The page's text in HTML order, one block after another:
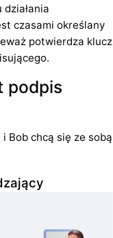
czasami określany
potwierdza klucz
podpis
Bob chcą się ze sobą